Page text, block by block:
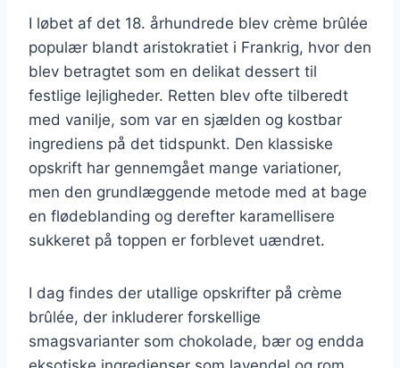
I løbet af det 18. århundrede blev crème brûlée
populær blandt aristokratiet i Frankrig, hvor den
blev betragtet som en delikat dessert til
festlige lejligheder. Retten blev ofte tilberedt
med vanilje, som var en sjælden og kostbar
ingrediens på det tidspunkt. Den klassiske
opskrift har gennemgået mange variationer,
men den grundlæggende metode med at bage
en flødeblanding og derefter karamellisere
sukkeret på toppen er forblevet uændret.
I dag findes der utallige opskrifter på crème
brûlée, der inkluderer forskellige
smagsvarianter som chokolade, bær og endda